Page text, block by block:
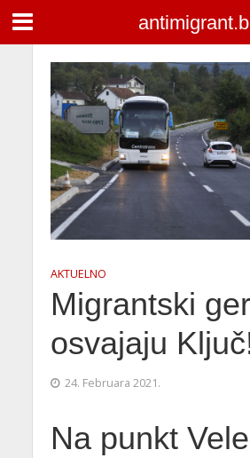
AKTUELNO
Migrantski
osvajaju
24. Februara 2021.
Na punkt